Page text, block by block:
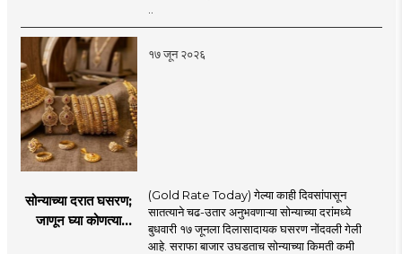
१७ जून २०२६
सोन्याच्या दरात घसरण;
जाणून घ्या कोणत्या
(Gold Rate Today) गेल्या काही दिवसांपासून
सातत्याने चढ-उतार अनुभवणाऱ्या सोन्याच्या दरांमध्ये
बुधवारी १७ जूनला दिलासादायक घसरण नोंदवली गेली
आहे. सराफा बाजार उघडताच सोन्याच्या किमती कमी